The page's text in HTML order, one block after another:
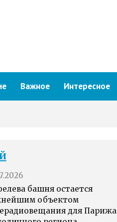
Важное Интересное
башня остается
объектом
для Парижа